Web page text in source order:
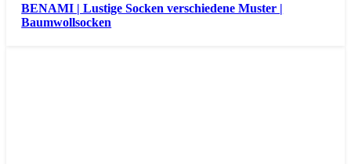
BENAMI | Lustige Socken verschiedene Muster |
Baumwollsocken